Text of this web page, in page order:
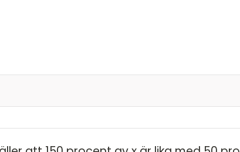
tid delar vi sträckan på hastigheten för